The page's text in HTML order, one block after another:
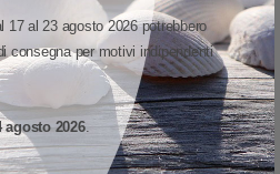
17 al 23 agosto 2026 potrebbero
consegna per motivi indipendenti
agosto 2026.
opzioni di gestione dei supporti vi
dei supporti, velocizzando gli interventi
delle stampanti e del personale. La
è rapida e intuitiva; oltre a evitare
di formazione e le chiamate di